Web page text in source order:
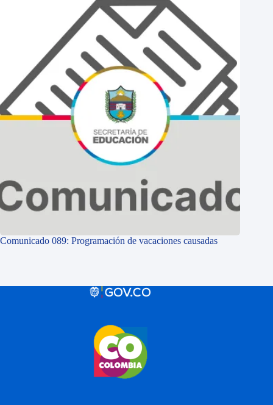
Comunicado 089: Programación de vacaciones causadas